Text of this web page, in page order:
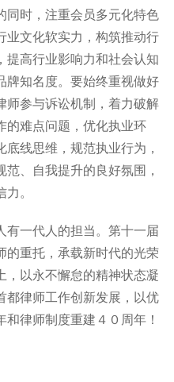
同时，注重会员多元化特色
业文化软实力，构筑推动行
提高行业影响力和社会认知
牌知名度。要始终重视做好
师参与诉讼机制，着力破解
的难点问题，优化执业环
线思维，规范执业行为，
、自我提升的良好氛围，
。
有一代人的担当。第十一届
的重托，承载新时代的光荣
，以永不懈怠的精神状态凝
都律师工作创新发展，以优
律师制度重建４０周年！